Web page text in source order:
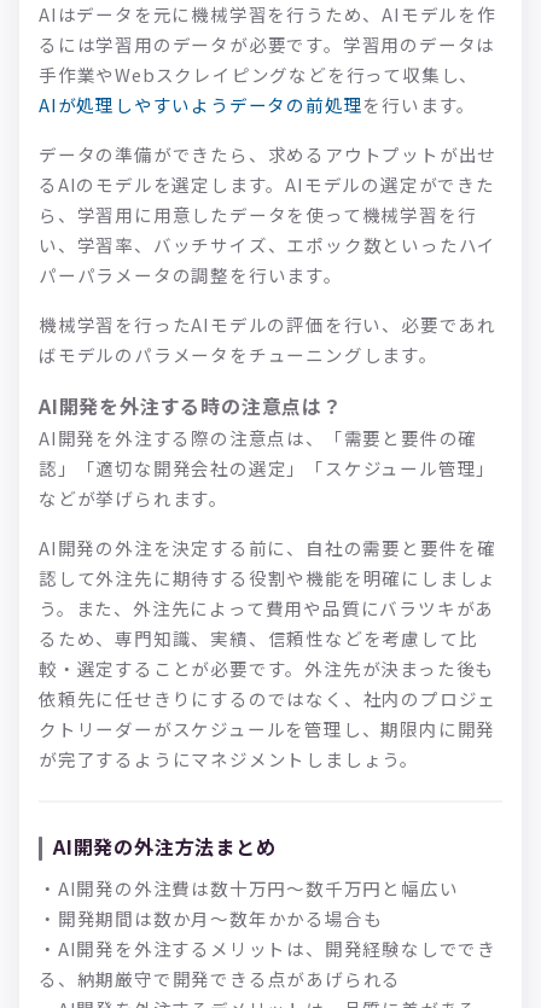
AIはデータを元に機械学習を行うため、AIモデルを作
るには学習用のデータが必要です。学習用のデータは
手作業やWebスクレイピングなどを行って収集し、
AIが処理しやすいようデータの前処理を行います。
データの準備ができたら、求めるアウトプットが出せ
るAIのモデルを選定します。AIモデルの選定ができた
ら、学習用に用意したデータを使って機械学習を行
い、学習率、バッチサイズ、エポック数といったハイ
パーパラメータの調整を行います。
機械学習を行ったAIモデルの評価を行い、必要であれ
ばモデルのパラメータをチューニングします。
AI開発を外注する時の注意点は？
AI開発を外注する際の注意点は、「需要と要件の確
認」「適切な開発会社の選定」「スケジュール管理」
などが挙げられます。
AI開発の外注を決定する前に、自社の需要と要件を確
認して外注先に期待する役割や機能を明確にしましょ
う。また、外注先によって費用や品質にバラツキがあ
るため、専門知識、実績、信頼性などを考慮して比
較・選定することが必要です。外注先が決まった後も
依頼先に任せきりにするのではなく、社内のプロジェ
クトリーダーがスケジュールを管理し、期限内に開発
が完了するようにマネジメントしましょう。
AI開発の外注方法まとめ
・AI開発の外注費は数十万円〜数千万円と幅広い
・開発期間は数か月〜数年かかる場合も
・AI開発を外注するメリットは、開発経験なしででき
る、納期厳守で開発できる点があげられる